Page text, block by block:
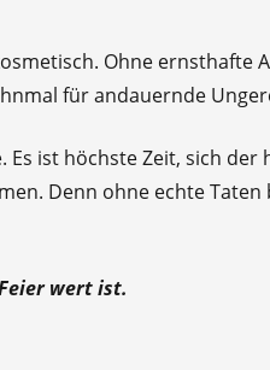
Ohne ernsthafte
für andauernde
ist höchste Zeit, sich der
Denn ohne echte Taten
wert ist.